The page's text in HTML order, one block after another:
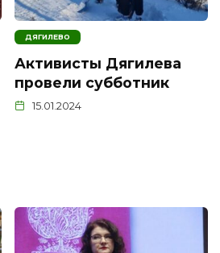
ДЯГИЛЕВО
Активисты Дягилева
провели субботник
15.01.2024